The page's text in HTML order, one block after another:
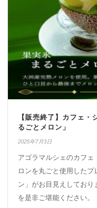
【販売終了】カフェ・
るごとメロン」
2025年7月3日
アゴラマルシェのカフェ
ロンを丸ごと使用した
ン」がお目見えしてお
を是非ご堪能ください